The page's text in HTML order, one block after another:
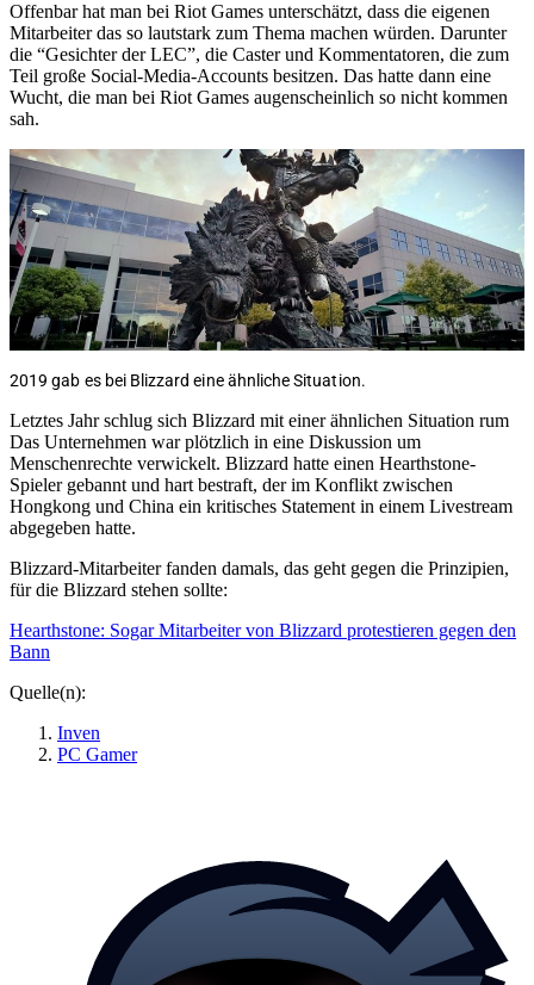
Offenbar hat man bei Riot Games unterschätzt, dass die eigenen
Mitarbeiter das so lautstark zum Thema machen würden. Darunter
die “Gesichter der LEC”, die Caster und Kommentatoren, die zum
Teil große Social-Media-Accounts besitzen. Das hatte dann eine
Wucht, die man bei Riot Games augenscheinlich so nicht kommen
sah.
2019 gab es bei Blizzard eine ähnliche Situation.
Letztes Jahr schlug sich Blizzard mit einer ähnlichen Situation rum
Das Unternehmen war plötzlich in eine Diskussion um
Menschenrechte verwickelt. Blizzard hatte einen Hearthstone-
Spieler gebannt und hart bestraft, der im Konflikt zwischen
Hongkong und China ein kritisches Statement in einem Livestream
abgegeben hatte.
Blizzard-Mitarbeiter fanden damals, das geht gegen die Prinzipien,
für die Blizzard stehen sollte:
Hearthstone: Sogar Mitarbeiter von Blizzard protestieren gegen den
Bann
Quelle(n):
Inven
PC Gamer